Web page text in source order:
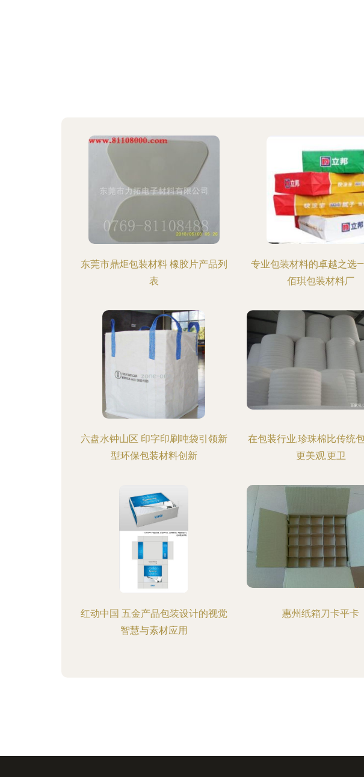
东莞市鼎炬包装材料 橡胶片产品列
表
专业包装材料的卓越之选
佰琪包装材料厂
六盘水钟山区 印字印刷吨袋引领新
型环保包装材料创新
在包装行业,珍珠棉比传统
更美观,更卫
红动中国 五金产品包装设计的视觉
智慧与素材应用
惠州纸箱刀卡平卡